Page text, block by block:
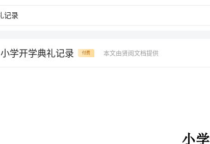
小学开学典礼记录 付费 本文由贤阅文档提供